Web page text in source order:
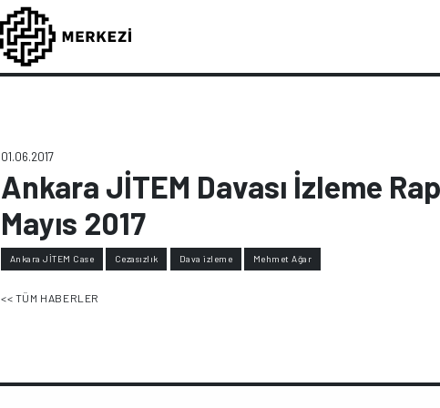
01.06.2017
Ankara JİTEM Davası İzleme
Mayıs 2017
Ankara JİTEM Case Cezasızlık Dava izleme Mehmet Ağar
<< TÜM HABERLER